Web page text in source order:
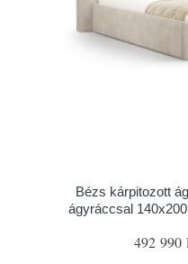
Bézs kárpitozott
ágyráccsal
492 990